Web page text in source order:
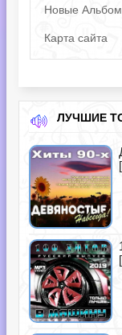
Новые
Карта сайта
ЛУЧШИЕ